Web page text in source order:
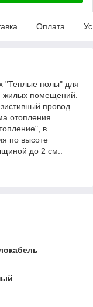
Оплата
"Теплые полы" для
жилых помещений.
провод.
отопления
в
по высоте
до 2 см..